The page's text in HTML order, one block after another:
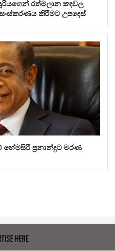
රත්මලාන කඳවල
කිරීමට උපදෙස්
ප්‍රනාන්දුට මරණ